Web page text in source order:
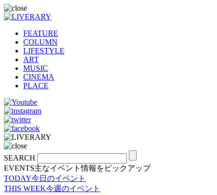
FEATURE
COLUMN
LIFESTYLE
ART
MUSIC
CINEMA
PLACE
SEARCH
EVENTS主なイベント情報をピックアップ
TODAY今日のイベント
THIS WEEK今週のイベント